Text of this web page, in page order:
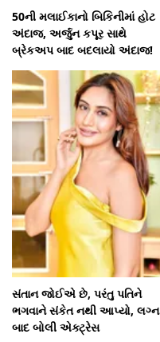
50ની મલાઈકાનો બિકિનીમાં હોટ
અંદાજ, અર્જુન કપૂર સાથે
બ્રેકઅપ બાદ બદલાયો અંદાજ!
સંતાન જોઈએ છે, પરંતુ પતિને
ભગવાને સંકેત નથી આપ્યો, લગ્ન
બાદ બોલી એક્ટ્રેસ